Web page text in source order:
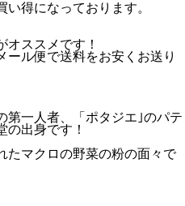
得になっております。
オススメです！
ール便で送料をお安くお送り
第一人者、「ポタジエ｣のパテ
の出身です！
たマクロの野菜の粉の面々で